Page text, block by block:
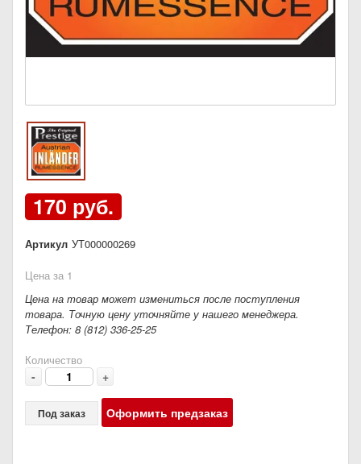
170 руб.
Артикул УТ000000269
Цена за 1
Цена на товар может измениться после поступления
товара. Точную цену уточняйте у нашего менеджера.
Телефон: 8 (812) 336-25-25
Количество
- +
Под заказ Оформить предзаказ